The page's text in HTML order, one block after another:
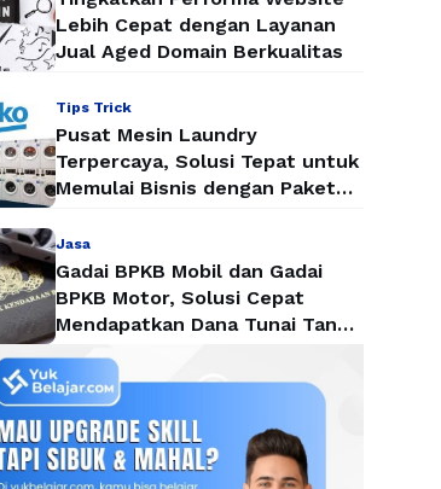
Lebih Cepat dengan Layanan
Jual Aged Domain Berkualitas
Tips Trick
Pusat Mesin Laundry
Terpercaya, Solusi Tepat untuk
Memulai Bisnis dengan Paket
Jasa
Gadai BPKB Mobil dan Gadai
BPKB Motor, Solusi Cepat
Mendapatkan Dana Tunai Tanpa
Kehilangan Kendaraan